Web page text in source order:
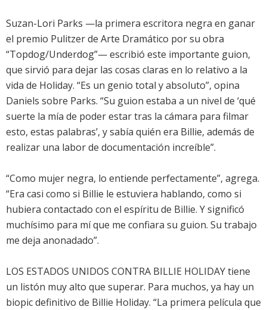
Suzan-Lori Parks —la primera escritora negra en ganar
el premio Pulitzer de Arte Dramático por su obra
“Topdog/Underdog”— escribió este importante guion,
que sirvió para dejar las cosas claras en lo relativo a la
vida de Holiday. “Es un genio total y absoluto”, opina
Daniels sobre Parks. “Su guion estaba a un nivel de ‘qué
suerte la mía de poder estar tras la cámara para filmar
esto, estas palabras’, y sabía quién era Billie, además de
realizar una labor de documentación increíble”.
“Como mujer negra, lo entiende perfectamente”, agrega.
“Era casi como si Billie le estuviera hablando, como si
hubiera contactado con el espíritu de Billie. Y significó
muchísimo para mí que me confiara su guion. Su trabajo
me deja anonadado”.
LOS ESTADOS UNIDOS CONTRA BILLIE HOLIDAY tiene
un listón muy alto que superar. Para muchos, ya hay un
biopic definitivo de Billie Holiday. “La primera película que